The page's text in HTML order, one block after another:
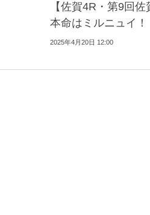
【佐賀4R・第9回
本命はミルニュイ！
2025年4月20日 12:00